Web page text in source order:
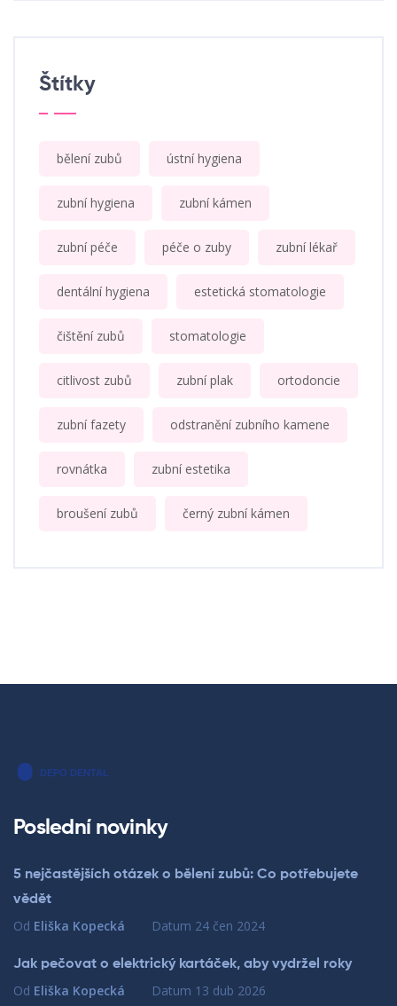
Štítky
bělení zubů ústní hygiena
zubní hygiena zubní kámen
zubní péče péče o zuby zubní lékař
dentální hygiena estetická stomatologie
čištění zubů stomatologie
citlivost zubů zubní plak ortodoncie
zubní fazety odstranění zubního kamene
rovnátka zubní estetika
broušení zubů černý zubní kámen
Poslední novinky
5 nejčastějších otázek o bělení zubů: Co potřebujete
vědět
Od Eliška Kopecká Datum 24 čen 2024
Jak pečovat o elektrický kartáček, aby vydržel roky
Od Eliška Kopecká Datum 13 dub 2026